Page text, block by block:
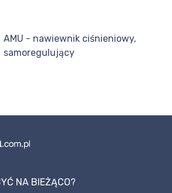
AMU - nawiewnik ciśnieniowy,
samoregulujący
NA BIEŻĄCO?